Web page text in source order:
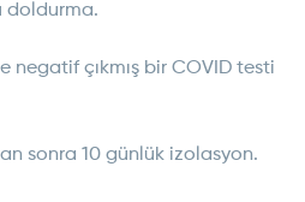
doldurma.
negatif çıkmış bir COVID testi
sonra 10 günlük izolasyon.